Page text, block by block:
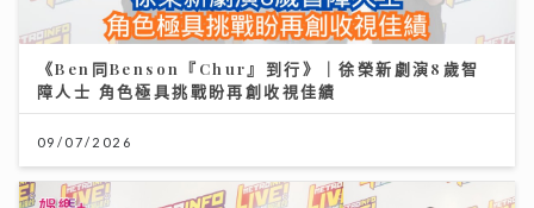
《Ben同Benson『Chur』到行》｜徐榮新劇演8歲智
障人士 角色極具挑戰盼再創收視佳績
09/07/2026